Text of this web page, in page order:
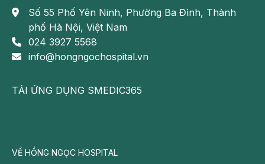
Số 55 Phố Yên Ninh, Phường Ba Đình, Thành
phố Hà Nội, Việt Nam
024 3927 5568
info@hongngochospital.vn
TẢI ỨNG DỤNG SMEDIC365
VỀ HỒNG NGỌC HOSPITAL